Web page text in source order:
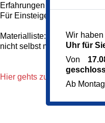
Erfahrungen ein.
Für Einsteiger:innen und
Materialliste: Die
nicht selbst mitgebracht –
Hier gehts zur Homepage
Wir
Uhr für
Von
Ab